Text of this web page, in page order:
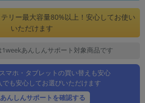
リー最大容量80%以上！安心してお使い
いただけます
1weekあんしんサポート対象商品です
マホ・タブレットの買い替えも安心
でも安心してお選びいただけます
んしんサポートを確認する
など
込み。